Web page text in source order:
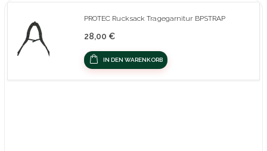
PROTEC Rucksack Tragegarnitur BPSTRAP
28,00 €
IN DEN WARENKORB